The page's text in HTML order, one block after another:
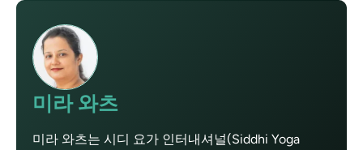
미라 와츠
미라 와츠는 시디 요가 인터내셔널(Siddhi Yoga